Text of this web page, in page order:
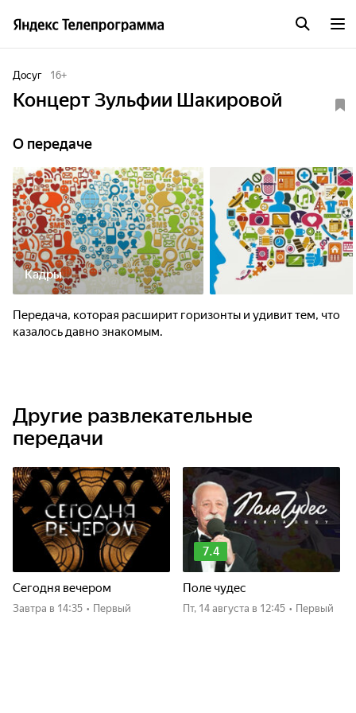
Досуг 16+
Концерт Зульфии Шакировой
О передаче
Кадры
Передача, которая расширит горизонты и удивит тем, что
казалось давно знакомым.
Другие развлекательные
передачи
Сегодня вечером
Завтра в 14:35 • Первый
7.4
Поле чудес
пт, 14 августа в 12:45 • Первый